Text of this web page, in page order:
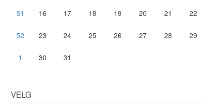
51 16 17 18 19 20 21 22
52 23 24 25 26 27 28 29
1 30 31
VELG